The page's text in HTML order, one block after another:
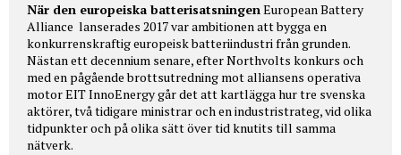
När den europeiska batterisatsningenEuropean Battery
Alliance lanserades 2017 var ambitionen att bygga en
konkurrenskraftig europeisk batteriindustri från grunden.
Nästan ett decennium senare, efter Northvolts konkurs och
med en pågående brottsutredning mot alliansens operativa
motor EIT InnoEnergy går det att kartlägga hur tre svenska
aktörer, två tidigare ministrar och en industristrateg, vid olika
tidpunkter och på olika sätt över tid knutits till samma
nätverk.